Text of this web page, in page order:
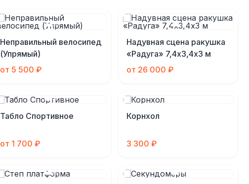
Неправильный велосипед
(Упрямый)
от 5 500 ₽
Надувная сцена ракушка
«Радуга» 7,4х3,4х3 м
от 26 000 ₽
Табло Спортивное
от 1 700 ₽
Корнхол
3 300 ₽